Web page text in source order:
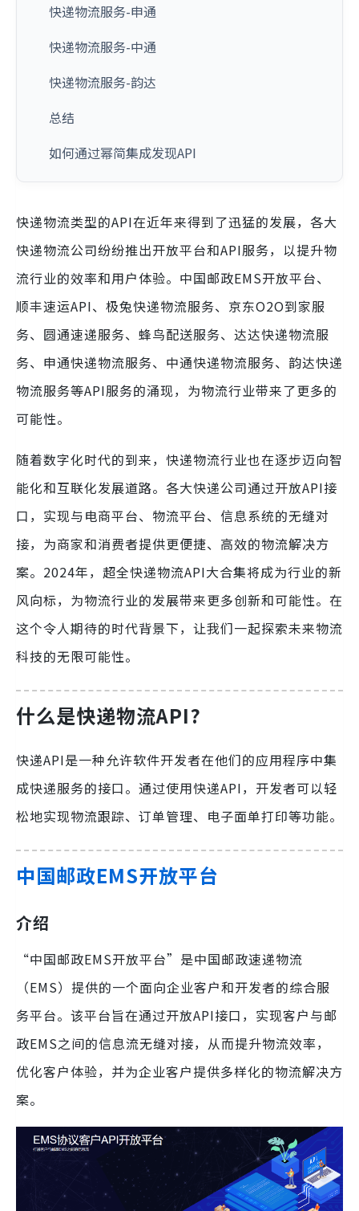
快递物流服务-申通
快递物流服务-中通
快递物流服务-韵达
总结
如何通过幂简集成发现API
快递物流类型的API在近年来得到了迅猛的发展，各大
快递物流公司纷纷推出开放平台和API服务，以提升物
流行业的效率和用户体验。中国邮政EMS开放平台、
顺丰速运API、极兔快递物流服务、京东O2O到家服
务、圆通速递服务、蜂鸟配送服务、达达快递物流服
务、申通快递物流服务、中通快递物流服务、韵达快递
物流服务等API服务的涌现，为物流行业带来了更多的
可能性。
随着数字化时代的到来，快递物流行业也在逐步迈向智
能化和互联化发展道路。各大快递公司通过开放API接
口，实现与电商平台、物流平台、信息系统的无缝对
接，为商家和消费者提供更便捷、高效的物流解决方
案。2024年，超全快递物流API大合集将成为行业的新
风向标，为物流行业的发展带来更多创新和可能性。在
这个令人期待的时代背景下，让我们一起探索未来物流
科技的无限可能性。
什么是快递物流API?
快递API是一种允许软件开发者在他们的应用程序中集
成快递服务的接口。通过使用快递API，开发者可以轻
松地实现物流跟踪、订单管理、电子面单打印等功能。
中国邮政EMS开放平台
介绍
“中国邮政EMS开放平台”是中国邮政速递物流
（EMS）提供的一个面向企业客户和开发者的综合服
务平台。该平台旨在通过开放API接口，实现客户与邮
政EMS之间的信息流无缝对接，从而提升物流效率，
优化客户体验，并为企业客户提供多样化的物流解决方
案。